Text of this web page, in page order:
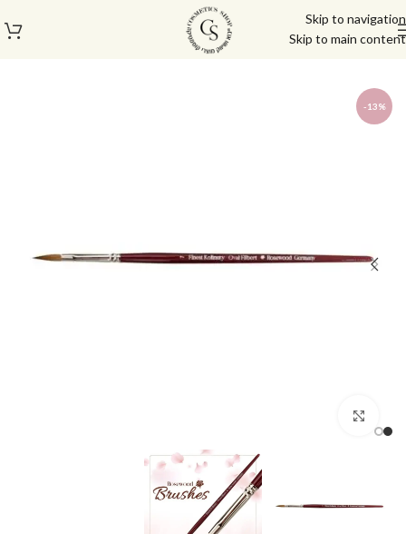
Skip to navigation
Skip to main content
עמוד הבית/מוצרי בניה וציפורניים
-13%